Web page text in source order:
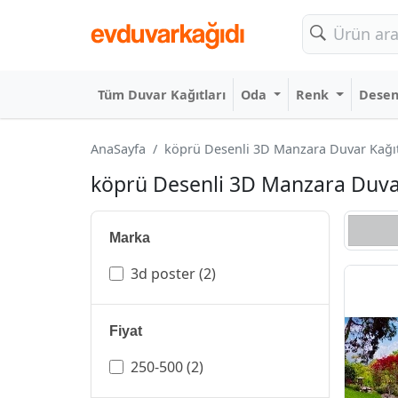
Tüm Duvar Kağıtları Oda Renk
AnaSayfa köprü Desenli 3D Manzara Duvar
köprü Desenli 3D Manzara
Marka
3d poster(2)
Fiyat
250-500(2)